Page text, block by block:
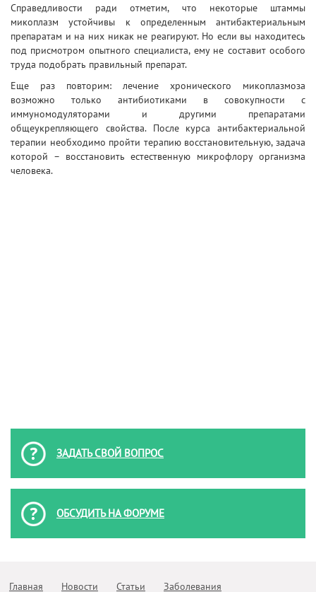
Справедливости ради отметим, что некоторые штаммы
микоплазм устойчивы к определенным антибактериальным
препаратам и на них никак не реагируют. Но если вы находитесь
под присмотром опытного специалиста, ему не составит особого
труда подобрать правильный препарат.
Еще раз повторим: лечение хронического микоплазмоза
возможно только антибиотиками в совокупности с
иммуномодуляторами и другими препаратами
общеукрепляющего свойства. После курса антибактериальной
терапии необходимо пройти терапию восстановительную, задача
которой – восстановить естественную микрофлору организма
человека.
ЗАДАТЬ СВОЙ ВОПРОС
ОБСУДИТЬ НА ФОРУМЕ
Главная Новости Статьи Заболевания